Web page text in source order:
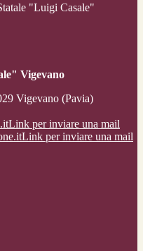
"Luigi Casale"
Vigevano
Vigevano (Pavia)
Link per inviare una mail
Link per inviare una mail